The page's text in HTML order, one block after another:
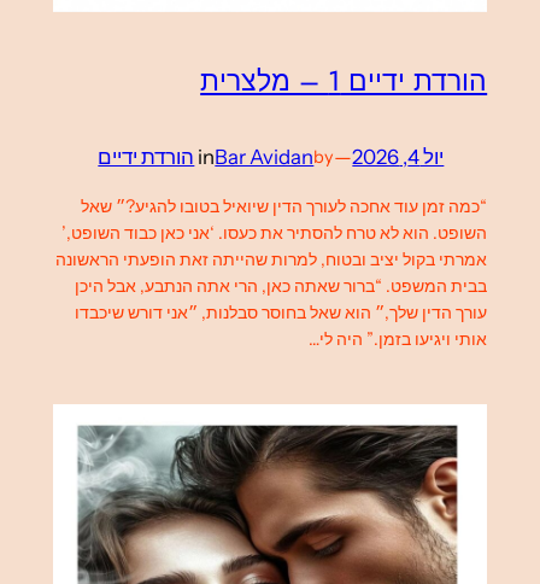
הורדת ידיים 1 – מלצרית
יול 4, 2026 —
by
Bar Avidan
in הורדת ידיים
“כמה זמן עוד אחכה לעורך הדין שיואיל בטובו להגיע?״ שאל
השופט. הוא לא טרח להסתיר את כעסו. ‘אני כאן כבוד השופט,’
אמרתי בקול יציב ובטוח, למרות שהייתה זאת הופעתי הראשונה
בבית המשפט. “ברור שאתה כאן, הרי אתה הנתבע, אבל היכן
עורך הדין שלך,״ הוא שאל בחוסר סבלנות, ״אני דורש שיכבדו
אותי ויגיעו בזמן.” היה לי…